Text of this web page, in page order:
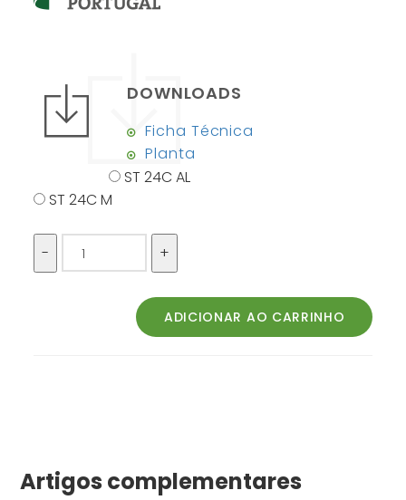
DOWNLOADS
Ficha Técnica
Planta
ST 24C AL
ST 24C M
Artigos complementares